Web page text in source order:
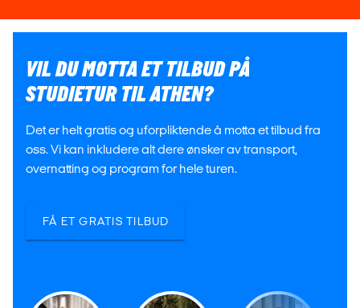
VIL DU MOTTA ET TILBUD PÅ
STUDIETUR TIL ATHEN?
Det er helt gratis og uforpliktende å motta et tilbud fra
oss. Vi kan inkludere alt dere ønsker av transport,
overnatting og program for hele turen.
FÅ ET GRATIS TILBUD